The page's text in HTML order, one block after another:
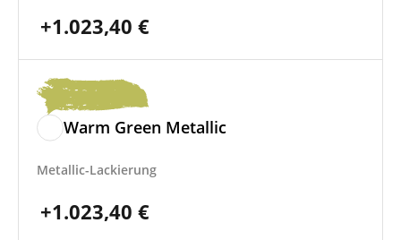
+1.023,40 €
Warm Green Metallic
Metallic-Lackierung
+1.023,40 €